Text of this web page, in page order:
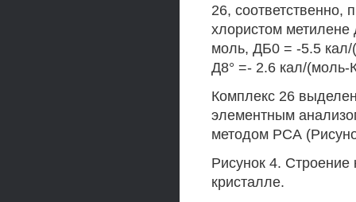
26, соответственно,
хлористом метилене
моль, ДБ0 = -5.5
Д8° =- 2.6 кал/(моль-
Комплекс 26
элементным
методом РСА
Рисунок 4.
кристалле.